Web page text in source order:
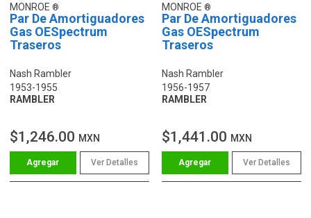
MONROE
Par De Amortiguadores
Gas OESpectrum
Traseros
Nash Rambler
1953-1955
RAMBLER
$1,246.00 MXN
Ver Detalles
MONROE
Par De Amortiguadores
Gas OESpectrum
Traseros
Nash Rambler
1956-1957
RAMBLER
$1,441.00 MXN
Ver Detalles